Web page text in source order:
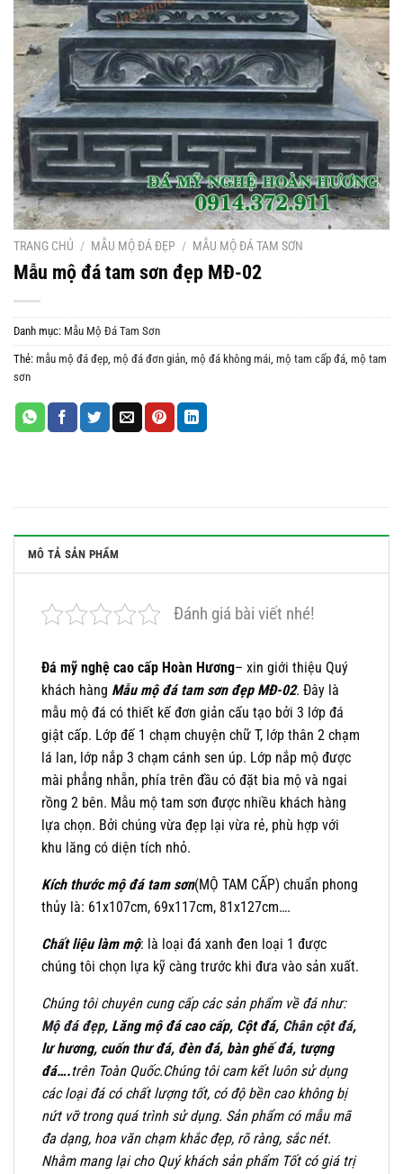
TRANG CHỦ / MẪU MỘ ĐÁ ĐẸP / MẪU MỘ ĐÁ TAM SƠN
Mẫu mộ đá tam sơn đẹp MĐ-02
Danh mục: Mẫu Mộ Đá Tam Sơn
Thẻ: mẫu mộ đá đẹp, mộ đá đơn giản, mộ đá không mái, mộ tam cấp đá, mộ tam
sơn
MÔ TẢ SẢN PHẨM
Đánh giá bài viết nhé!
Đá mỹ nghệ cao cấp Hoàn Hương– xin giới thiệu Quý
khách hàng Mẫu mộ đá tam sơn đẹp MĐ-02. Đây là
mẫu mộ đá có thiết kế đơn giản cấu tạo bởi 3 lớp đá
giật cấp. Lớp đế 1 chạm chuyện chữ T, lớp thân 2 chạm
lá lan, lớp nắp 3 chạm cánh sen úp. Lớp nắp mộ được
mài phẳng nhẵn, phía trên đầu có đặt bia mộ và ngai
rồng 2 bên. Mẫu mộ tam sơn được nhiều khách hàng
lựa chọn. Bởi chúng vừa đẹp lại vừa rẻ, phù hợp với
khu lăng có diện tích nhỏ.
Kích thước mộ đá tam sơn(MỘ TAM CẤP) chuẩn phong
thủy là: 61x107cm, 69x117cm, 81x127cm….
Chất liệu làm mộ: là loại đá xanh đen loại 1 được
chúng tôi chọn lựa kỹ càng trước khi đưa vào sản xuất.
Chúng tôi chuyên cung cấp các sản phẩm về đá như:
Mộ đá đẹp, Lăng mộ đá cao cấp, Cột đá, Chân cột đá,
lư hương, cuốn thư đá, đèn đá, bàn ghế đá, tượng
đá….trên Toàn Quốc.Chúng tôi cam kết luôn sử dụng
các loại đá có chất lượng tốt, có độ bền cao không bị
nứt vỡ trong quá trình sử dụng. Sản phẩm có mẫu mã
đa dạng, hoa văn chạm khắc đẹp, rõ ràng, sắc nét.
Nhằm mang lại cho Quý khách sản phẩm Tốt có giá trị